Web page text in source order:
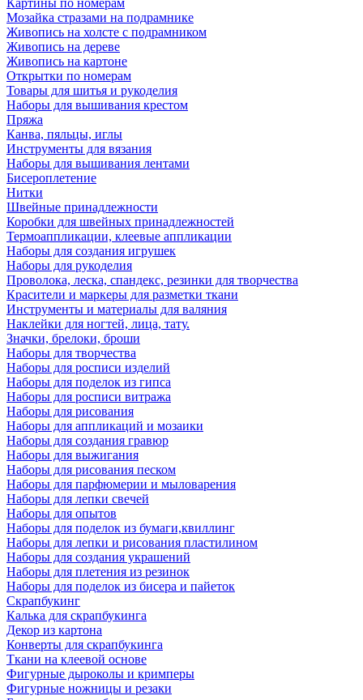
Картины по номерам
Мозайка стразами на подрамнике
Живопись на холсте с подрамником
Живопись на дереве
Живопись на картоне
Открытки по номерам
Товары для шитья и рукоделия
Наборы для вышивания крестом
Пряжа
Канва, пяльцы, иглы
Инструменты для вязания
Наборы для вышивания лентами
Бисероплетение
Нитки
Швейные принадлежности
Коробки для швейных принадлежностей
Термоаппликации, клеевые аппликации
Наборы для создания игрушек
Наборы для рукоделия
Проволока, леска, спандекс, резинки для творчества
Красители и маркеры для разметки ткани
Инструменты и материалы для валяния
Наклейки для ногтей, лица, тату.
Значки, брелоки, броши
Наборы для творчества
Наборы для росписи изделий
Наборы для поделок из гипса
Наборы для росписи витража
Наборы для рисования
Наборы для аппликаций и мозаики
Наборы для создания гравюр
Наборы для выжигания
Наборы для рисования песком
Наборы для парфюмерии и мыловарения
Наборы для лепки свечей
Наборы для опытов
Наборы для поделок из бумаги,квиллинг
Наборы для лепки и рисования пластилином
Наборы для создания украшений
Наборы для плетения из резинок
Наборы для поделок из бисера и пайеток
Скрапбукинг
Калька для скрапбукинга
Декор из картона
Конверты для скрапбукинга
Ткани на клеевой основе
Фигурные дыроколы и кримперы
Фигурные ножницы и резаки